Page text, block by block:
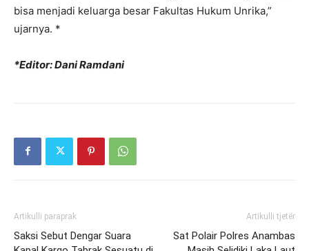
bisa menjadi keluarga besar Fakultas Hukum Unrika,”
ujarnya. *
*Editor: Dani Ramdani
Artikulli paraprak
Saksi Sebut Dengar Suara
Artikulli tjetër
Sat Polair Polres Anambas